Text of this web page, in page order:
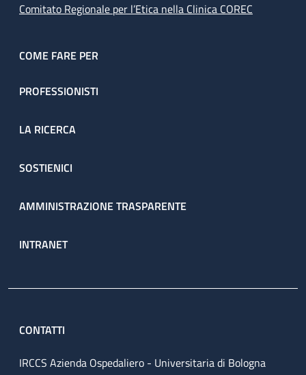
Comitato Regionale per l’Etica nella Clinica COREC
COME FARE PER
PROFESSIONISTI
LA RICERCA
SOSTIENICI
AMMINISTRAZIONE TRASPARENTE
INTRANET
CONTATTI
IRCCS Azienda Ospedaliero - Universitaria di Bologna